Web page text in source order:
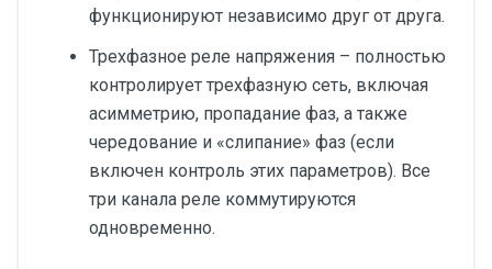
функционируют независимо друг от друга.
Трехфазное реле напряжения – полностью
контролирует трехфазную сеть, включая
асимметрию, пропадание фаз, а также
чередование и «слипание» фаз (если
включен контроль этих параметров). Все
три канала реле коммутируются
одновременно.